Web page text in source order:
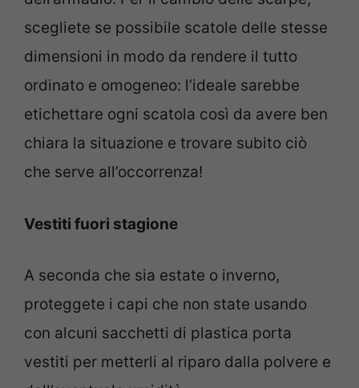
scegliete se possibile scatole delle stesse
dimensioni in modo da rendere il tutto
ordinato e omogeneo: l’ideale sarebbe
etichettare ogni scatola così da avere ben
chiara la situazione e trovare subito ciò
che serve all’occorrenza!
Vestiti fuori stagione
A seconda che sia estate o inverno,
proteggete i capi che non state usando
con alcuni sacchetti di plastica porta
vestiti per metterli al riparo dalla polvere e